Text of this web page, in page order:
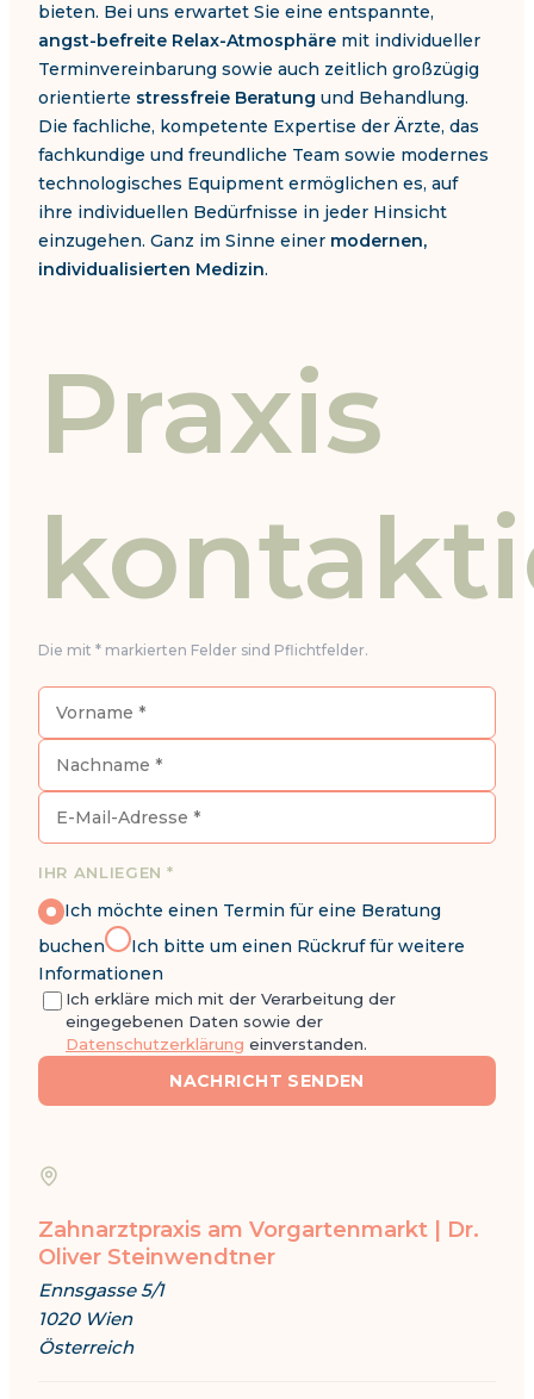
bieten. Bei uns erwartet Sie eine entspannte,
angst-befreite Relax-Atmosphäre mit individueller
Terminvereinbarung sowie auch zeitlich großzügig
orientierte stressfreie Beratung und Behandlung.
Die fachliche, kompetente Expertise der Ärzte, das
fachkundige und freundliche Team sowie modernes
technologisches Equipment ermöglichen es, auf
ihre individuellen Bedürfnisse in jeder Hinsicht
einzugehen. Ganz im Sinne einer modernen,
individualisierten Medizin.
Praxis
Die mit * markierten Felder sind Pflichtfelder.
IHR ANLIEGEN *
Ich möchte einen Termin für eine Beratung
buchen
Ich bitte um einen Rückruf für weitere
Informationen
Ich erkläre mich mit der Verarbeitung der
eingegebenen Daten sowie der
Datenschutzerklärung einverstanden.
NACHRICHT SENDEN
Zahnarztpraxis am Vorgartenmarkt | Dr.
Oliver Steinwendtner
Ennsgasse 5/1
1020 Wien
Österreich